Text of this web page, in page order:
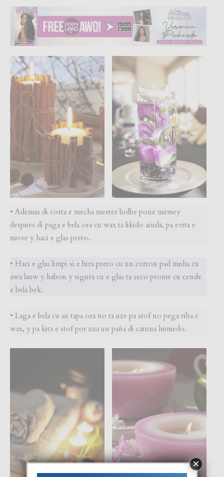
• Ademas di corta e mecha mester bolbe pone memey
despues di paga e bela ora cu wax ta likido ainda, pa evita e
move y haci e glas preto.
• Haci e glas limpi si e bira preto cu un cotton pad muha cu
awa lauw y habon y sigura cu e glas ta seco prome cu cende
e bela bek.
• Laga e bela cu su tapa ora no ta uze pa stof no pega riba e
wax, y pa kita e stof por uza un paña di catuna humedo.
×